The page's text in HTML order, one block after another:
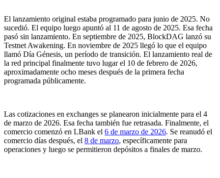
El lanzamiento original estaba programado para junio de 2025. No
sucedió. El equipo luego apuntó al 11 de agosto de 2025. Esa fecha
pasó sin lanzamiento. En septiembre de 2025, BlockDAG lanzó su
Testnet Awakening. En noviembre de 2025 llegó lo que el equipo
llamó Día Génesis, un período de transición. El lanzamiento real de
la red principal finalmente tuvo lugar el 10 de febrero de 2026,
aproximadamente ocho meses después de la primera fecha
programada públicamente.
Las cotizaciones en exchanges se planearon inicialmente para el 4
de marzo de 2026. Esa fecha también fue retrasada. Finalmente, el
comercio comenzó en LBank el 6 de marzo de 2026. Se reanudó el
comercio días después, el 8 de marzo, específicamente para
operaciones y luego se permitieron depósitos a finales de marzo.